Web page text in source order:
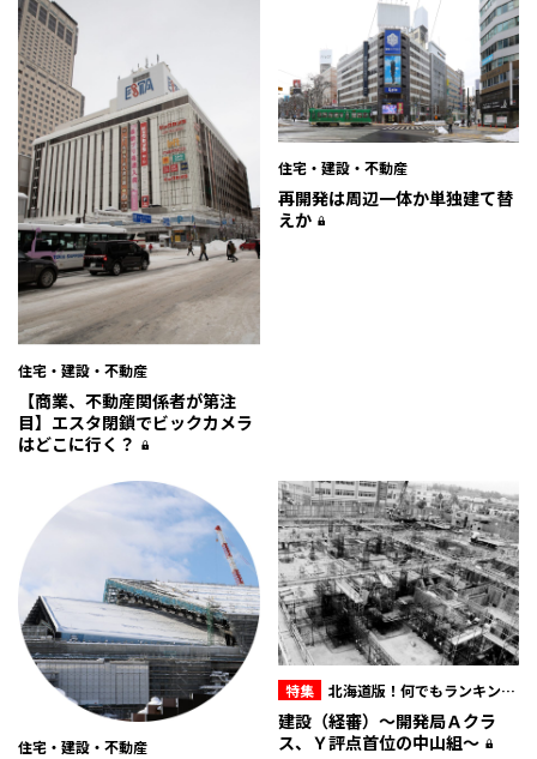
住宅・建設・不動産
【商業、不動産関係者が第注
目】エスタ閉鎖でビックカメラ
はどこに行く？
住宅・建設・不動産
再開発は周辺一体か単独建て替
えか
住宅・建設・不動産
特集
北海道版！何でもランキング
&マル秘データ
建設（経審）〜開発局Ａクラ
ス、Ｙ評点首位の中山組〜